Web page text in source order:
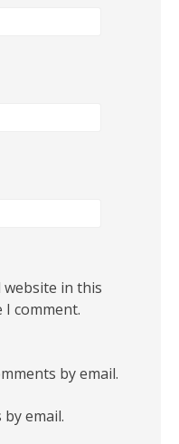
website in this
comment.
by email.
email.